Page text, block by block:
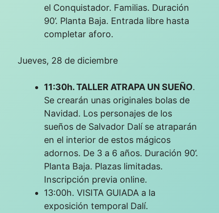
el Conquistador. Familias. Duración
90’. Planta Baja. Entrada libre hasta
completar aforo.
Jueves, 28 de diciembre
11:30h. TALLER ATRAPA UN SUEÑO.
Se crearán unas originales bolas de
Navidad. Los personajes de los
sueños de Salvador Dalí se atraparán
en el interior de estos mágicos
adornos. De 3 a 6 años. Duración 90’.
Planta Baja. Plazas limitadas.
Inscripción previa online.
13:00h. VISITA GUIADA a la
exposición temporal Dalí.